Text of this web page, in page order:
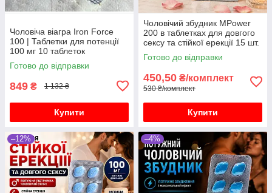
Чоловіча віагра Iron Force
100 | Таблетки для потенції
100 мг 10 таблеток
Готово до відправки
849 ₴ 1 132 ₴
Купити
Чоловічий збудник MPower
200 в таблетках для довгого
сексу та стійкої ерекції 15 шт.
Готово до відправки
450,50 ₴/комплект
530 ₴/комплект
Купити
–12% –4%